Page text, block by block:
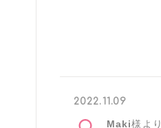
2022.11.09
Maki様より